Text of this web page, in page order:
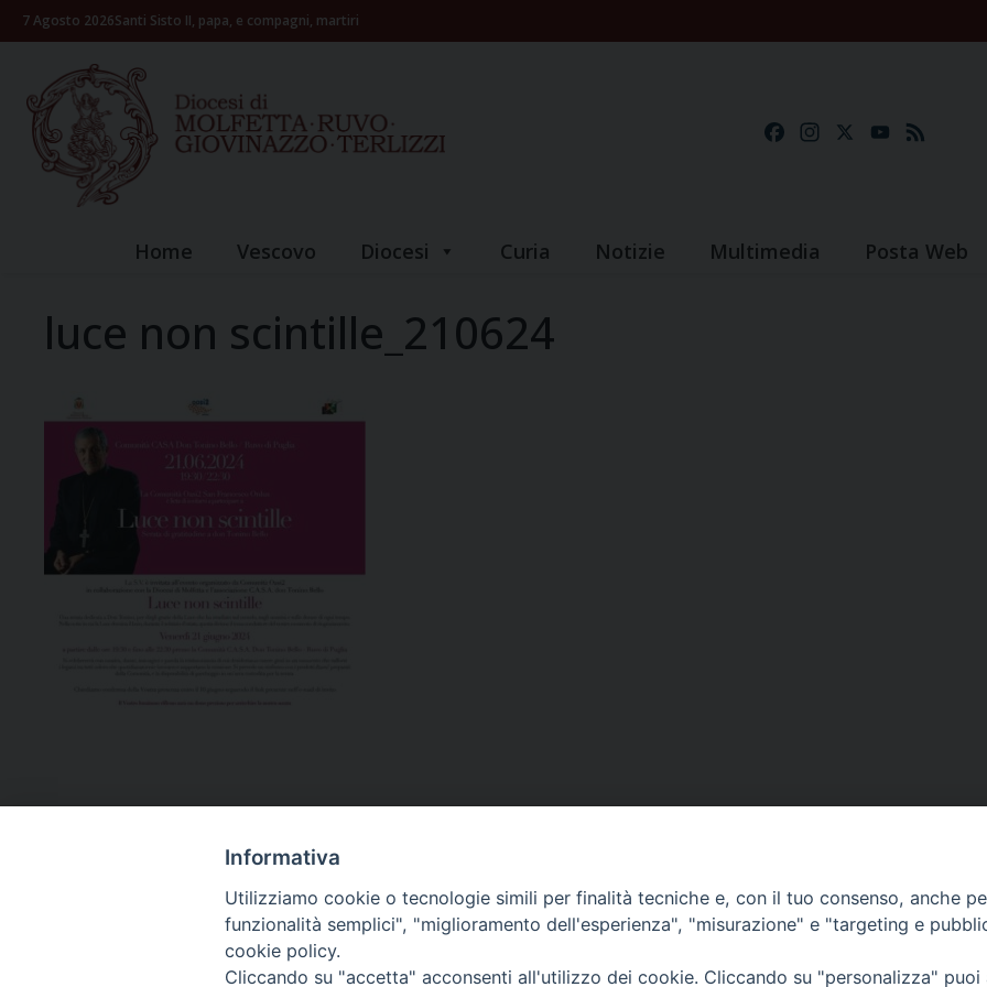
Skip7 Agosto 2026Santi Sisto II, papa, e compagni, martiri
FacebookInstagramYouTube
Home Vescovo Diocesi Curia Notizie Multimedia Posta Web
luce non scintille_210624
Ufficio Comunicazioni sociali
Informativa
Utilizziamo cookie o tecnologie simili per finalità tecniche e, con il tuo consenso, anche
funzionalità semplici", "miglioramento dell'esperienza", "misurazione" e "targeting e
cookie policy.
Cliccando su "accetta" acconsenti all'utilizzo dei cookie. Cliccando su "personalizza"